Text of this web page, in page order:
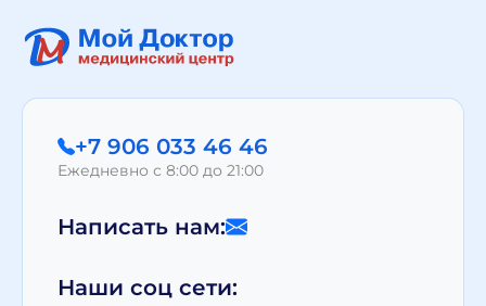
+7 906 033 46 46
Ежедневно с 8:00 до 21:00
Написать нам:
Наши соц сети: